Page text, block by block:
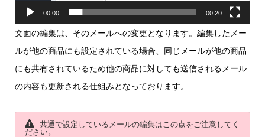
00:00 00:20
文面の編集は、そのメールへの変更となります。編集したメー
ルが他の商品にも設定されている場合、同じメールが他の商品
にも共有されているため他の商品に対しても送信されるメール
の内容も更新される仕組みとなっております。
共通で設定しているメールの編集はこの点をご注意してく
ださい。